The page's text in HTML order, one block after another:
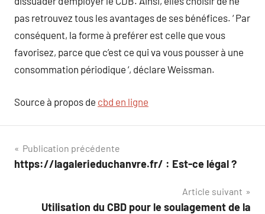
pas retrouvez tous les avantages de ses bénéfices. ‘ Par
conséquent, la forme à preférer est celle que vous
favorisez, parce que c’est ce qui va vous pousser à une
consommation périodique ‘, déclare Weissman.
Source à propos de cbd en ligne
Navigation
de
Publication précédente
https://lagalerieduchanvre.fr/ : Est-ce légal ?
Article suivant
Utilisation du CBD pour le soulagement de la